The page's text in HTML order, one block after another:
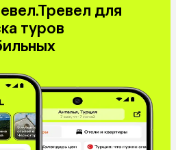
для
туров